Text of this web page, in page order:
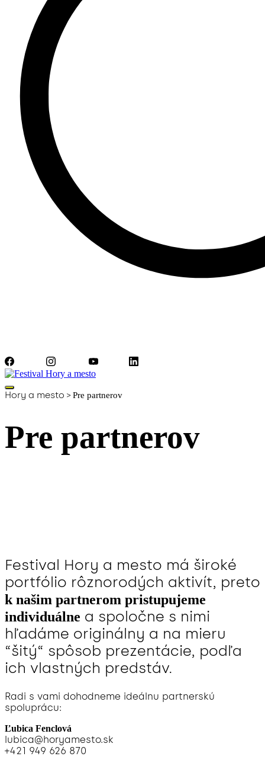
Hory a mesto >Pre partnerov
Pre partnerov
Festival Hory a mesto má široké
portfólio rôznorodých aktivít, preto
k našim partnerom pristupujeme
individuálne a spoločne s nimi
hľadáme originálny a na mieru
“šitý“ spôsob prezentácie, podľa
ich vlastných predstáv.
Radi s vami dohodneme ideálnu partnerskú
spoluprácu:
Ľubica Fenclová
lubica@horyamesto.sk
+421 949 626 870